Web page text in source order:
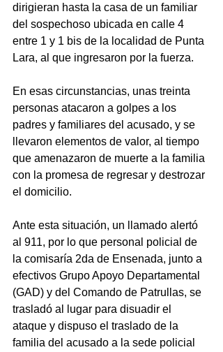
dirigieran hasta la casa de un familiar
del sospechoso ubicada en calle 4
entre 1 y 1 bis de la localidad de Punta
Lara, al que ingresaron por la fuerza.
En esas circunstancias, unas treinta
personas atacaron a golpes a los
padres y familiares del acusado, y se
llevaron elementos de valor, al tiempo
que amenazaron de muerte a la familia
con la promesa de regresar y destrozar
el domicilio.
Ante esta situación, un llamado alertó
al 911, por lo que personal policial de
la comisaría 2da de Ensenada, junto a
efectivos Grupo Apoyo Departamental
(GAD) y del Comando de Patrullas, se
trasladó al lugar para disuadir el
ataque y dispuso el traslado de la
familia del acusado a la sede policial